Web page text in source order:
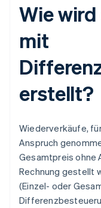
Wie
mit
erstellt?
Wiederverkäufe,
Anspruch
Gesamtpreis ohne
Rechnung gestellt
(Einzel- oder